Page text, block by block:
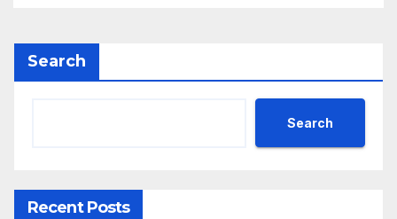
Search
Search
Recent Posts